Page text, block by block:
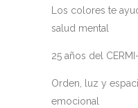
Los colores te
salud mental
25 años del
Orden, luz y
emocional